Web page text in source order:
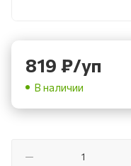
819 ₽/уп
В наличии